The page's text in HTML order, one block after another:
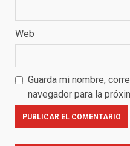
Web
Guarda mi nombre,
navegador para la